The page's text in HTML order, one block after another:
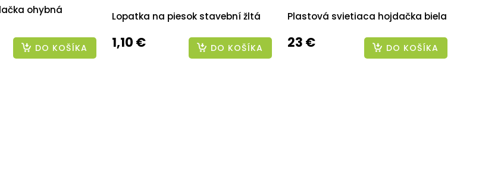
ohybná
DO KOŠÍKA
Lopatka na piesok stavební žltá
1,10 € DO KOŠÍKA
Plastová svietiaca hojdačka biela
23 € DO KOŠÍKA